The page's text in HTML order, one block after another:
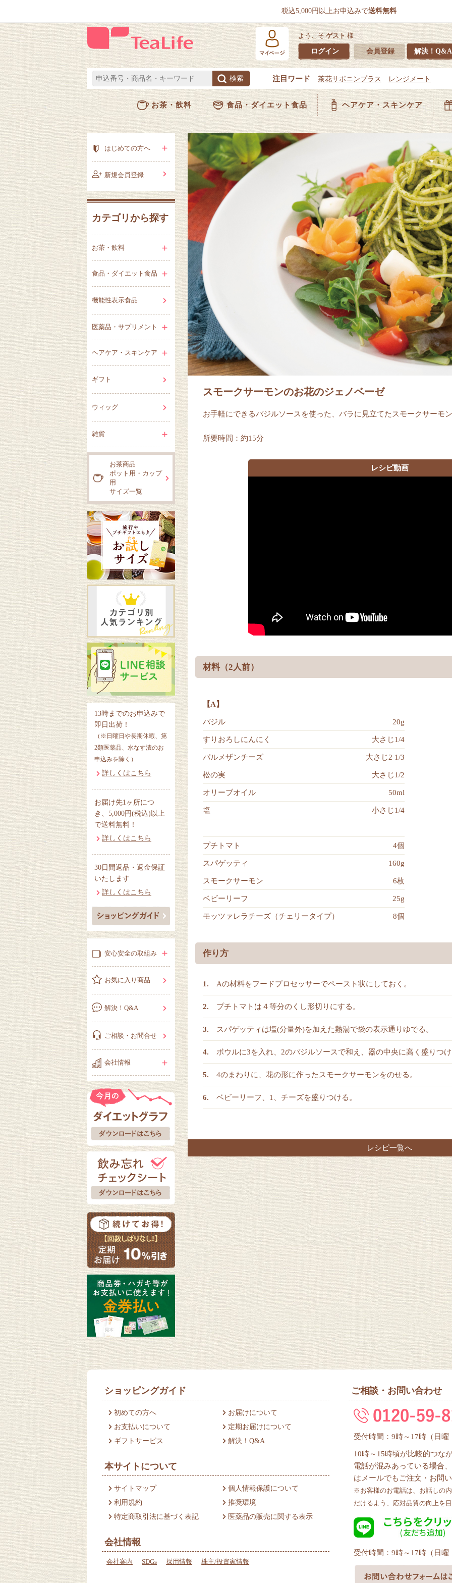
税込5,000円以上お申込みで送料無料
ようこそゲスト 様
ログイン 会員登録 解決！Q&A
お茶・飲料 食品・ダイエット食品 ヘアケア・スキンケア
スモークサーモンのお花のジェノベーゼ
お手軽にできるバジルソースを使った、バラに見立てたスモークサーモ
所要時間：約15分
レシピ動画
材料（2人前）
【A】
バジル 20g
すりおろしにんにく 大さじ1/4
パルメザンチーズ 大さじ2 1/3
松の実 大さじ1/2
オリーブオイル 50ml
塩 小さじ1/4
プチトマト 4個
スパゲッティ 160g
スモークサーモン 6枚
ベビーリーフ 25g
モッツァレラチーズ（チェリータイプ） 8個
作り方
Aの材料をフードプロセッサーでペースト状にしておく。
プチトマトは４等分のくし形切りにする。
スパゲッティは塩(分量外)を加えた熱湯で袋の表示通りゆでる。
ボウルに3を入れ、2のバジルソースで和え、器の中央に高く盛りつ
4のまわりに、花の形に作ったスモークサーモンをのせる。
ベビーリーフ、1、チーズを盛りつける。
レシピ一覧へ
はじめての方へ
新規会員登録
カテゴリから探す
お茶・飲料
食品・ダイエット食品
機能性表示食品
医薬品・サプリメント
ヘアケア・スキンケア
ギフト
ウィッグ
雑貨
お茶商品
ポット用・カップ
用
サイズ一覧
13時までのお申込みで
即日出荷！
（※日曜日や長期休暇、第
2類医薬品、水なす漬のお
申込みを除く）
詳しくはこちら
お届け先1ヶ所につ
き、5,000円(税込)以上
で送料無料！
詳しくはこちら
30日間返品・返金保証
いたします
詳しくはこちら
安心安全の取組み
お気に入り商品
解決！Q&A
ご相談・お問合せ
会社情報
ショッピングガイド
初めての方へ
お届けについて
お支払いについて
定期お届けについて
ギフトサービス
解決！Q&A
ご相談・お問い合わせ
受付時間：9時～17時（日曜
10時～15時頃が比較的つな
電話が混みあっている場合
はメールでもご注文・お問
※お客様のお電話は、お話しの
だけるよう、応対品質の向上を
受付時間：9時～17時（日曜
本サイトについて
サイトマップ
個人情報保護について
利用規約
推奨環境
特定商取引法に基づく表記
医薬品の販売に関する表示
会社情報
会社案内 SDGs 採用情報 株主/投資家情報